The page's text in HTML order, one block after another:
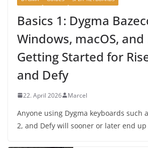
Basics 1: Dygma
Windows, macOS, and
Getting Started for
and Defy
22. April 2026 Marcel
Anyone using Dygma keyboards such
2, and Defy will sooner or later end